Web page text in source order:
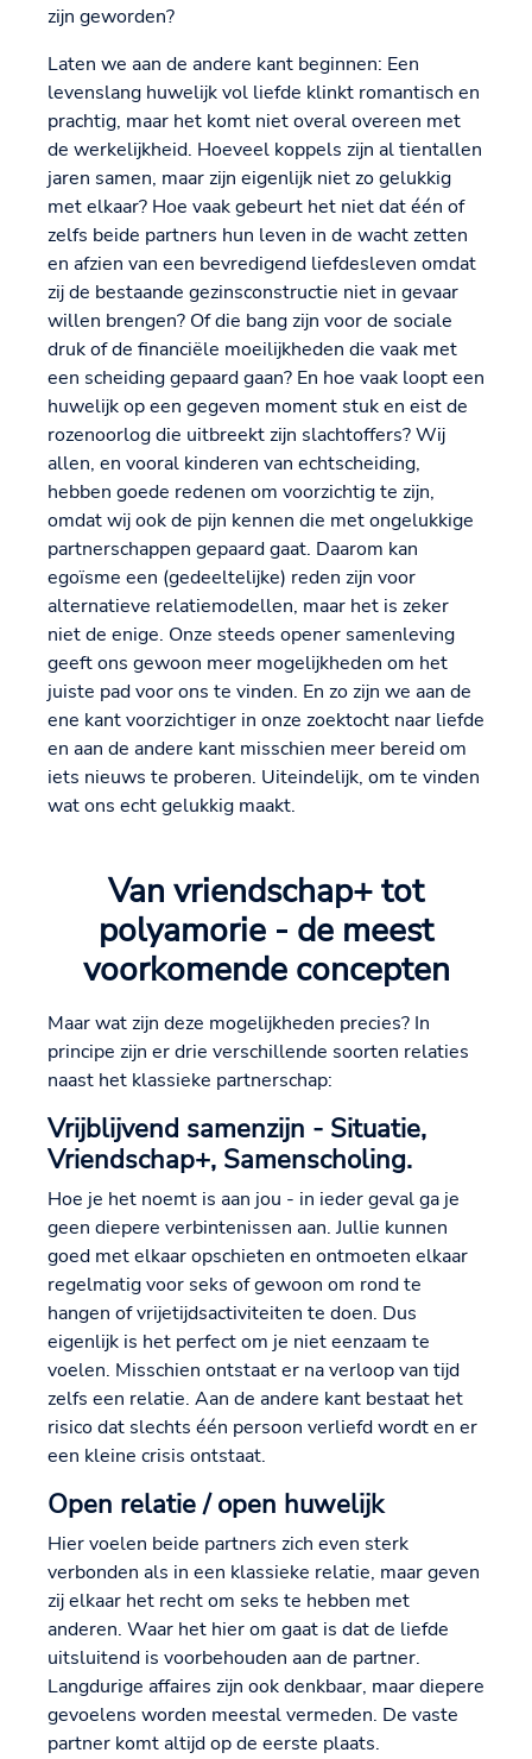
zijn geworden?
Laten we aan de andere kant beginnen: Een
levenslang huwelijk vol liefde klinkt romantisch en
prachtig, maar het komt niet overal overeen met
de werkelijkheid. Hoeveel koppels zijn al tientallen
jaren samen, maar zijn eigenlijk niet zo gelukkig
met elkaar? Hoe vaak gebeurt het niet dat één of
zelfs beide partners hun leven in de wacht zetten
en afzien van een bevredigend liefdesleven omdat
zij de bestaande gezinsconstructie niet in gevaar
willen brengen? Of die bang zijn voor de sociale
druk of de financiële moeilijkheden die vaak met
een scheiding gepaard gaan? En hoe vaak loopt een
huwelijk op een gegeven moment stuk en eist de
rozenoorlog die uitbreekt zijn slachtoffers? Wij
allen, en vooral kinderen van echtscheiding,
hebben goede redenen om voorzichtig te zijn,
omdat wij ook de pijn kennen die met ongelukkige
partnerschappen gepaard gaat. Daarom kan
egoïsme een (gedeeltelijke) reden zijn voor
alternatieve relatiemodellen, maar het is zeker
niet de enige. Onze steeds opener samenleving
geeft ons gewoon meer mogelijkheden om het
juiste pad voor ons te vinden. En zo zijn we aan de
ene kant voorzichtiger in onze zoektocht naar liefde
en aan de andere kant misschien meer bereid om
iets nieuws te proberen. Uiteindelijk, om te vinden
wat ons echt gelukkig maakt.
Van vriendschap+ tot
polyamorie - de meest
voorkomende concepten
Maar wat zijn deze mogelijkheden precies? In
principe zijn er drie verschillende soorten relaties
naast het klassieke partnerschap:
Vrijblijvend samenzijn - Situatie,
Vriendschap+, Samenscholing.
Hoe je het noemt is aan jou - in ieder geval ga je
geen diepere verbintenissen aan. Jullie kunnen
goed met elkaar opschieten en ontmoeten elkaar
regelmatig voor seks of gewoon om rond te
hangen of vrijetijdsactiviteiten te doen. Dus
eigenlijk is het perfect om je niet eenzaam te
voelen. Misschien ontstaat er na verloop van tijd
zelfs een relatie. Aan de andere kant bestaat het
risico dat slechts één persoon verliefd wordt en er
een kleine crisis ontstaat.
Open relatie / open huwelijk
Hier voelen beide partners zich even sterk
verbonden als in een klassieke relatie, maar geven
zij elkaar het recht om seks te hebben met
anderen. Waar het hier om gaat is dat de liefde
uitsluitend is voorbehouden aan de partner.
Langdurige affaires zijn ook denkbaar, maar diepere
gevoelens worden meestal vermeden. De vaste
partner komt altijd op de eerste plaats.